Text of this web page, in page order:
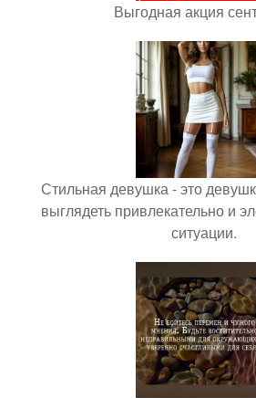
Выгодная акция
Стильная девушка - это
выглядеть привлекательно и
ситуации.